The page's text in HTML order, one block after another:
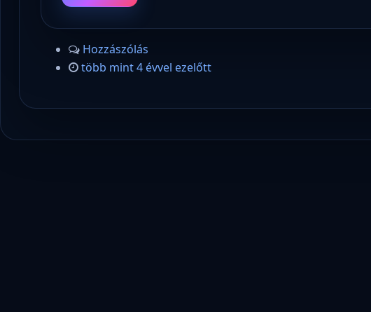
Hozzászólás
több mint 4 évvel ezelőtt